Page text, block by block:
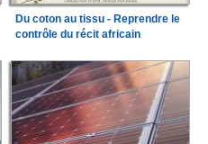
Du coton au tissu - Reprendre le
contrôle du récit africain